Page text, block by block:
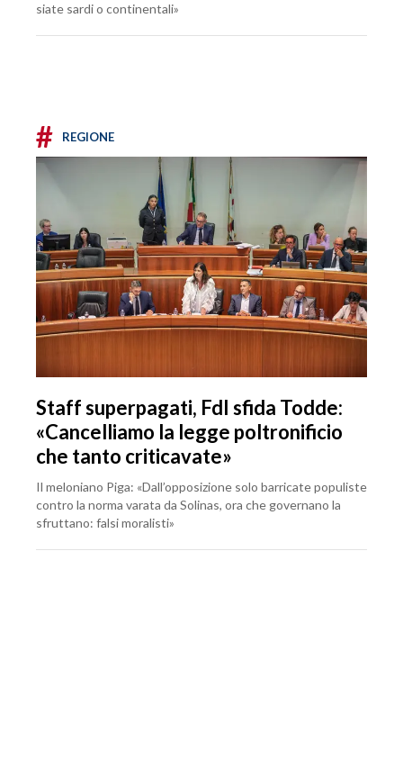
siate sardi o continentali»
# REGIONE
Staff superpagati, FdI sfida Todde:
«Cancelliamo la legge poltronificio
che tanto criticavate»
Il meloniano Piga: «Dall’opposizione solo barricate populiste
contro la norma varata da Solinas, ora che governano la
sfruttano: falsi moralisti»